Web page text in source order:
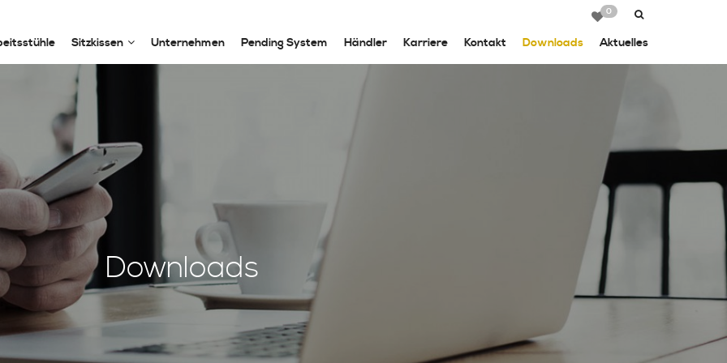
0
Sitzkissen Unternehmen Pending System Händler Karriere Kontakt Downloads Aktuelles
Downloads